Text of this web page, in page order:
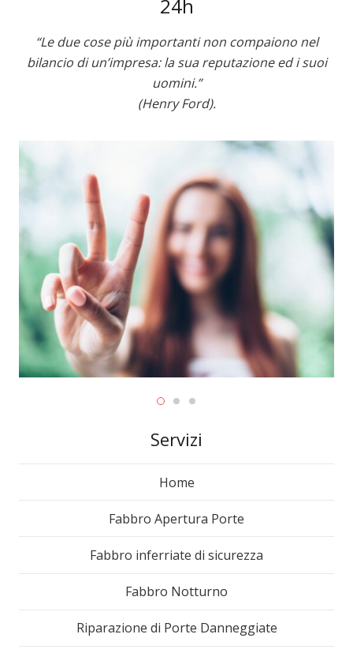
24h
“Le due cose più importanti non compaiono nel
bilancio di un’impresa: la sua reputazione ed i suoi
uomini.”
(Henry Ford).
Servizi
Home
Fabbro Apertura Porte
Fabbro inferriate di sicurezza
Fabbro Notturno
Riparazione di Porte Danneggiate